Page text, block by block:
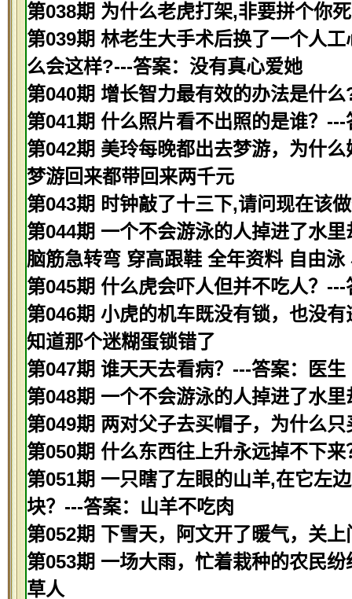
第038期 为什么老虎打架,非要拼个你
第039期 林老生大手术后换了一个人
么会这样?---答案：没有真心爱她
第040期 增长智力最有效的办法是什
第041期 什么照片看不出照的是谁？---
第042期 美玲每晚都出去梦游，为什
梦游回来都带回来两千元
第043期 时钟敲了十三下,请问现在该
第044期 一个不会游泳的人掉进了水
脑筋急转弯 穿高跟鞋 全年资料 自由泳
第045期 什么虎会吓人但并不吃人？---
第046期 小虎的机车既没有锁，也没
知道那个迷糊蛋锁错了
第047期 谁天天去看病？---答案：医生
第048期 一个不会游泳的人掉进了水
第049期 两对父子去买帽子，为什么
第050期 什么东西往上升永远掉不下
第051期 一只瞎了左眼的山羊,在它左
块？---答案：山羊不吃肉
第052期 下雪天，阿文开了暖气，关
第053期 一场大雨，忙着栽种的农民
草人